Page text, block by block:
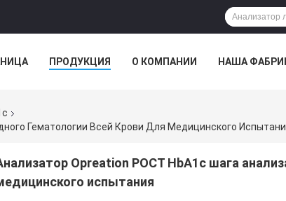
ПРОДУКЦИЯ О КОМПАНИИ НАША
Гематологии Всей Крови Для Медицинского
Opreation POCT HbA1c шага
испытания